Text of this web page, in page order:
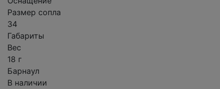
Размер сопла
34
Габариты
Вес
18 г
Барнаул
В наличии